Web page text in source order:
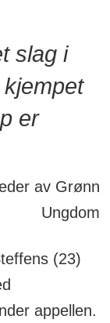
slag i
er
av Grønn
Ungdom
(23)
appellen.